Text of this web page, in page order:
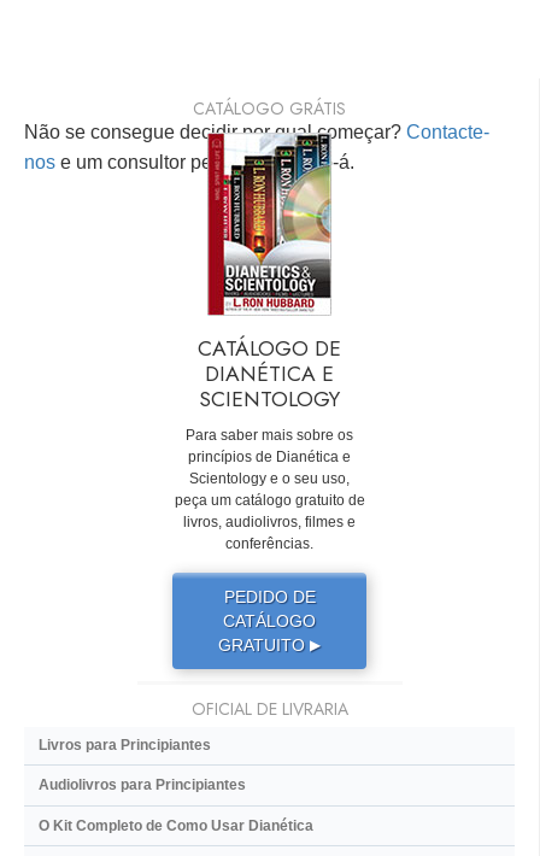
Não se consegue decidir por qual começar? Contacte-
nos e um consultor pessoal ajudá-lo-á.
CATÁLOGO GRÁTIS
CATÁLOGO DE
DIANÉTICA E
SCIENTOLOGY
Para saber mais sobre os
princípios de Dianética e
Scientology e o seu uso,
peça um catálogo gratuito de
livros, audiolivros, filmes e
conferências.
PEDIDO DE
CATÁLOGO
GRATUITO ▶
OFICIAL DE LIVRARIA
Livros para Principiantes
Audiolivros para Principiantes
O Kit Completo de Como Usar Dianética